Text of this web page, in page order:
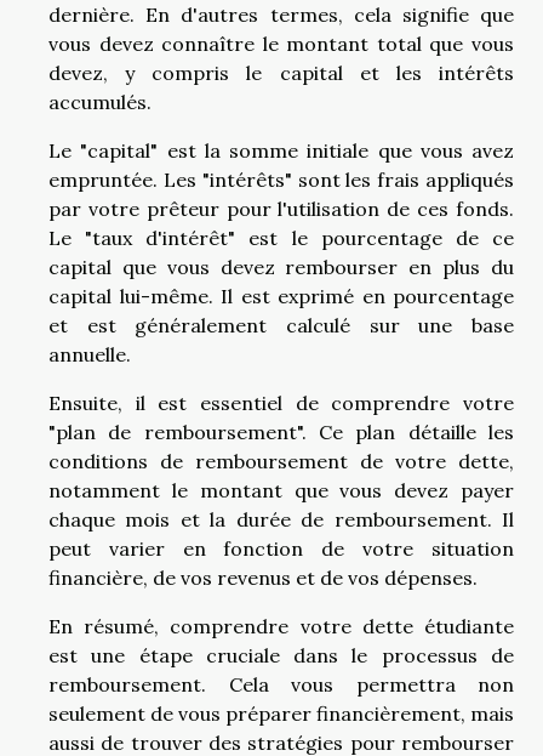
dernière. En d'autres termes, cela signifie que
vous devez connaître le montant total que vous
devez, y compris le capital et les intérêts
accumulés.
Le "capital" est la somme initiale que vous avez
empruntée. Les "intérêts" sont les frais appliqués
par votre prêteur pour l'utilisation de ces fonds.
Le "taux d'intérêt" est le pourcentage de ce
capital que vous devez rembourser en plus du
capital lui-même. Il est exprimé en pourcentage
et est généralement calculé sur une base
annuelle.
Ensuite, il est essentiel de comprendre votre
"plan de remboursement". Ce plan détaille les
conditions de remboursement de votre dette,
notamment le montant que vous devez payer
chaque mois et la durée de remboursement. Il
peut varier en fonction de votre situation
financière, de vos revenus et de vos dépenses.
En résumé, comprendre votre dette étudiante
est une étape cruciale dans le processus de
remboursement. Cela vous permettra non
seulement de vous préparer financièrement, mais
aussi de trouver des stratégies pour rembourser